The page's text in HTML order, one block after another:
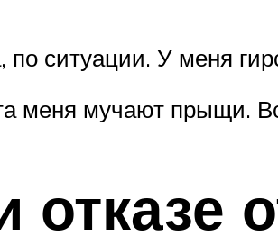
ситуации. У меня
меня мучают прыщи.